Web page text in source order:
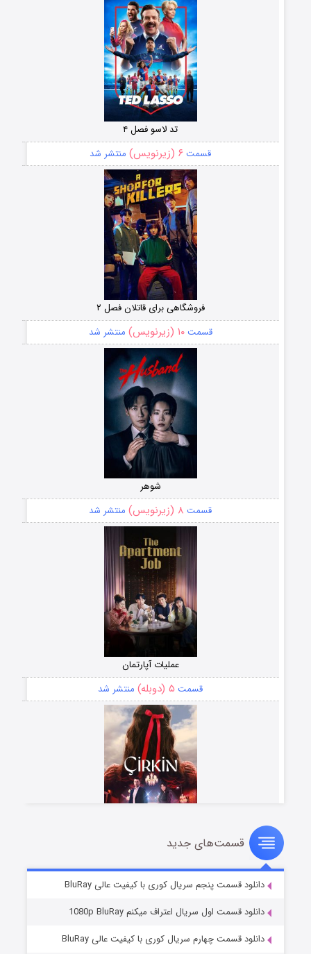
تد لاسو فصل ۴
قسمت ۶ (زیرنویس) منتشر شد
فروشگاهی برای قاتلان فصل ۲
قسمت۱۰ (زیرنویس) منتشر شد
شوهر
قسمت ۸ (زیرنویس) منتشر شد
عملیات آپارتمان
قسمت ۵ (دوبله) منتشر شد
سریال زشت
قسمت۲ (زیرنویس) منتشر شد
قسمت‌های جدید
دانلود قسمت پنجم سریال کوری با کیفیت عالی BluRay
دانلود قسمت اول سریال اعتراف میکنم 1080p BluRay
دانلود قسمت چهارم سریال کوری با کیفیت عالی BluRay